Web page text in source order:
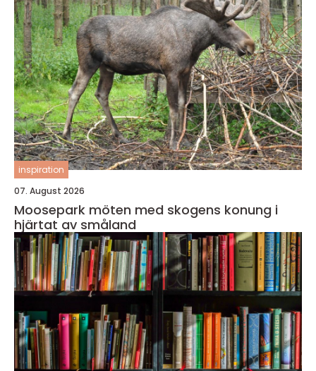
inspiration
07. August 2026
Moosepark möten med skogens konung i
hjärtat av småland